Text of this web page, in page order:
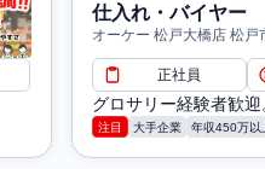
仕入れ・バイヤー
オーケー 松戸大橋店 松戸
正社員
グロサリー経験者歓
注目 大手企業 年収450万以